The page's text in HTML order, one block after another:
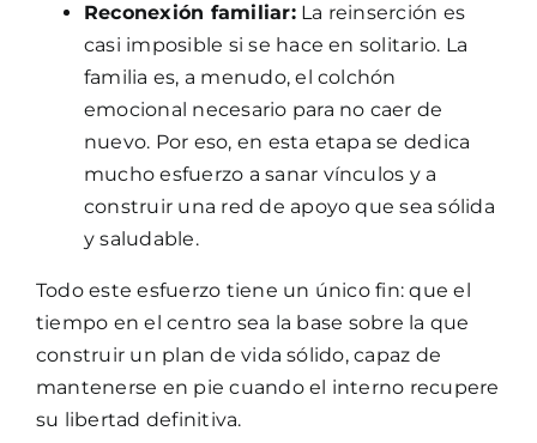
Reconexión familiar:La reinserción es
casi imposible si se hace en solitario. La
familia es, a menudo, el colchón
emocional necesario para no caer de
nuevo. Por eso, en esta etapa se dedica
mucho esfuerzo a sanar vínculos y a
construir una red de apoyo que sea sólida
y saludable.
Todo este esfuerzo tiene un único fin: que el
tiempo en el centro sea la base sobre la que
construir un plan de vida sólido, capaz de
mantenerse en pie cuando el interno recupere
su libertad definitiva.